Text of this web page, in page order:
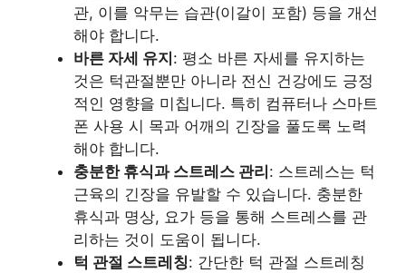
관, 이를 악무는 습관(이갈이 포함) 등을 개선
해야 합니다.
바른 자세 유지: 평소 바른 자세를 유지하는
것은 턱관절뿐만 아니라 전신 건강에도 긍정
적인 영향을 미칩니다. 특히 컴퓨터나 스마트
폰 사용 시 목과 어깨의 긴장을 풀도록 노력
해야 합니다.
충분한 휴식과 스트레스 관리: 스트레스는 턱
근육의 긴장을 유발할 수 있습니다. 충분한
휴식과 명상, 요가 등을 통해 스트레스를 관
리하는 것이 도움이 됩니다.
턱 관절 스트레칭: 간단한 턱 관절 스트레칭